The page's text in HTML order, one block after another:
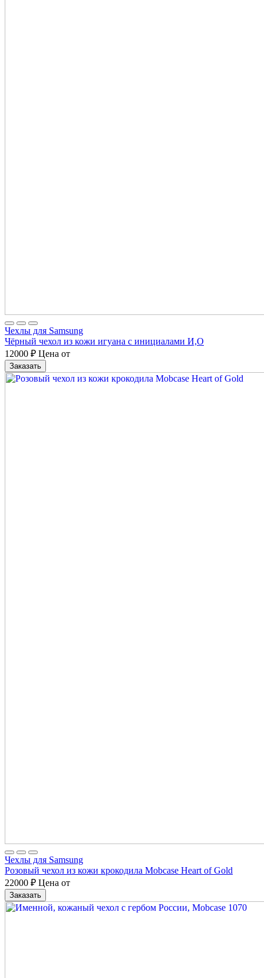
Чехлы для Samsung
Чёрный чехол из кожи игуана с инициалами И,О
12000 ₽ Цена от
Заказать
Чехлы для Samsung
Розовый чехол из кожи крокодила Mobcase Heart of Gold
22000 ₽ Цена от
Заказать